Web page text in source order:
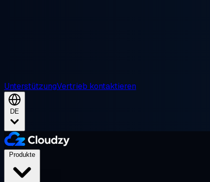
UnterstützungVertrieb kontaktieren
DE